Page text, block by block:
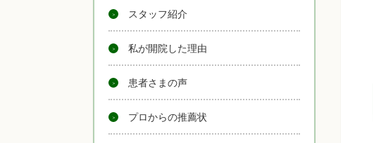
スタッフ紹介
私が開院した理由
患者さまの声
プロからの推薦状